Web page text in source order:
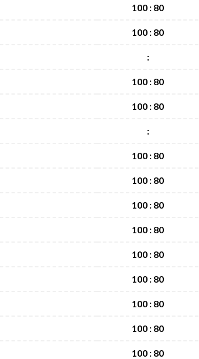
100 : 80
100 : 80
:
100 : 80
100 : 80
:
100 : 80
100 : 80
100 : 80
100 : 80
100 : 80
100 : 80
100 : 80
100 : 80
100 : 80